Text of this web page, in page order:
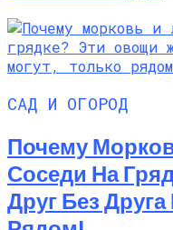
САД И ОГОРОД
Почему
Соседи На
Друг Без